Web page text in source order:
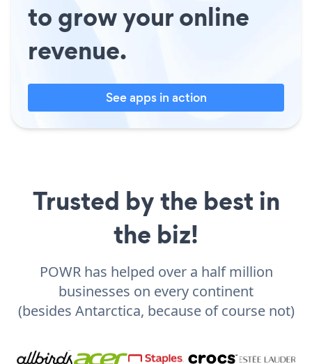
to grow your online
revenue.
See apps in action
Trusted by the best in
the biz!
POWR has helped over a half million
businesses on every continent
(besides Antarctica, because of course not)